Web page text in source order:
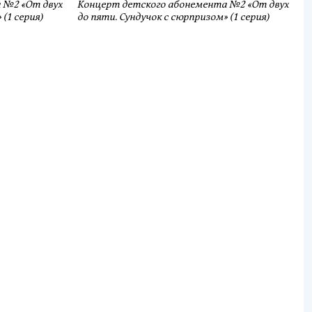
№2 «От двух
серия)
Концерт детского абонемента №2 «От двух
до пяти. Сундучок с сюрпризом» (1 серия)